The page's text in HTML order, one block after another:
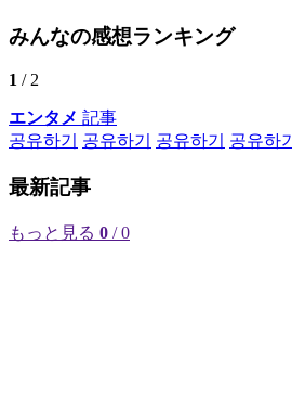
みんなの感想ランキング
1 / 2
エンタメ 記事
공유하기
공유하기 공유하기 공유하기
最新記事
もっと見る 0 / 0